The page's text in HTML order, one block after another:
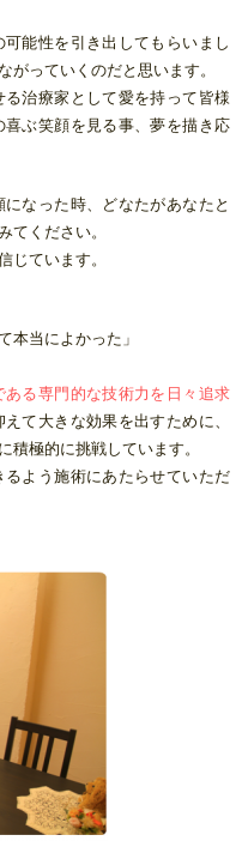
能性を引き出してもらいまし
っていくのだと思います。
治療家として愛を持って皆様
ぶ笑顔を見る事、夢を描き応
なった時、 どなたがあなたと
て ください。
ています。
本当によかった」
ある専門的な技術力を日々追求
て大きな効果を出すために、
積極的に挑戦しています。
よう施術にあたらせていただ